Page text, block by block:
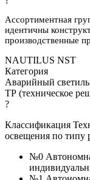
Ассортиментная
идентичны
производственные
NAUTILUS NST
Категория
Аварийный
ТР (техническое
?
Классификация
освещения по типу
№0